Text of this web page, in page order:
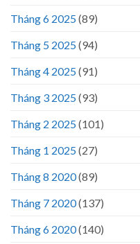
Tháng 6 2025(89)
Tháng 5 2025(94)
Tháng 4 2025(91)
Tháng 3 2025(93)
Tháng 2 2025(101)
Tháng 1 2025(27)
Tháng 8 2020(89)
Tháng 7 2020(137)
Tháng 6 2020(140)